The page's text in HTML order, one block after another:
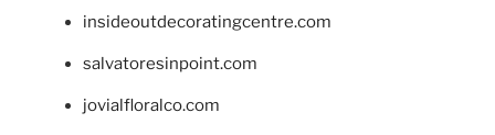
insideoutdecoratingcentre.com
salvatoresinpoint.com
jovialfloralco.com